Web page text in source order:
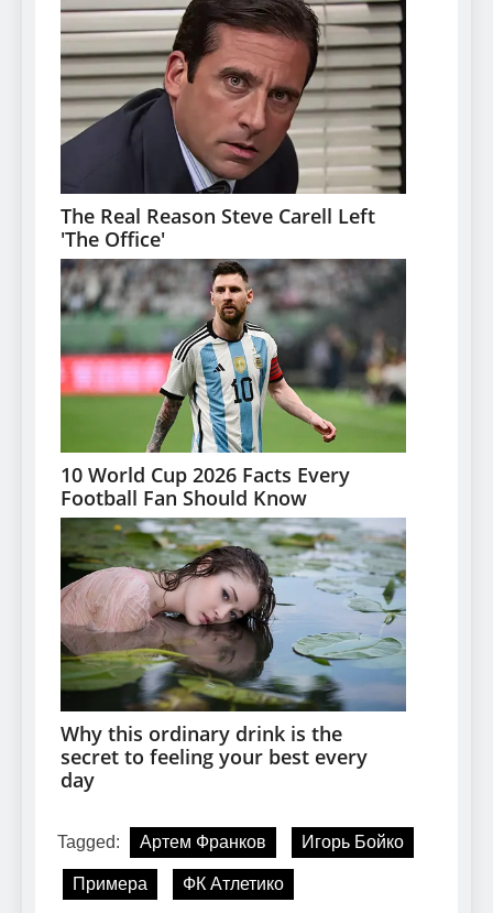
Tagged: Артем Франков Игорь Бойко
Примера ФК Атлетико